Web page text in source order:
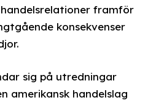
framför
konsekvenser
sig på utredningar
amerikansk handelslag